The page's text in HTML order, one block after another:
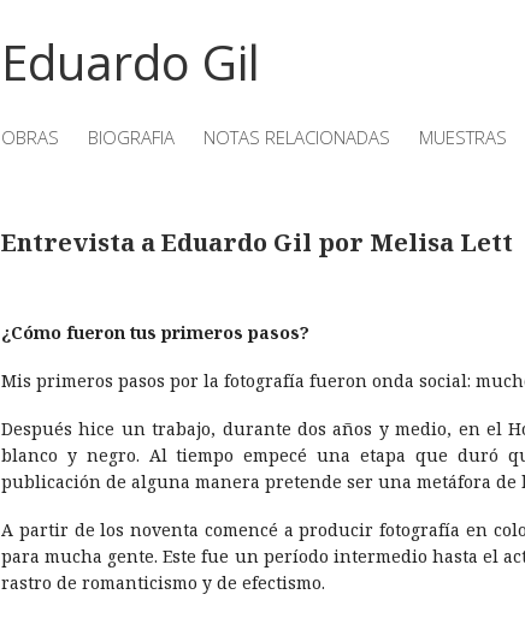
Eduardo Gil
OBRAS BIOGRAFIA NOTAS RELACIONADAS MUESTRAS
Entrevista a Eduardo Gil por Melisa Lett
¿Cómo fueron tus primeros pasos?
Mis primeros pasos por la fotografí­a fueron onda social:
Después hice un trabajo, durante dos años y medio, en el
blanco y negro. Al tiempo empecé una etapa que duró
publicación de alguna manera pretende ser una metáfora
A partir de los noventa comencé a producir fotografí­a en
para mucha gente. Este fue un perí­odo intermedio hasta el
rastro de romanticismo y de efectismo.